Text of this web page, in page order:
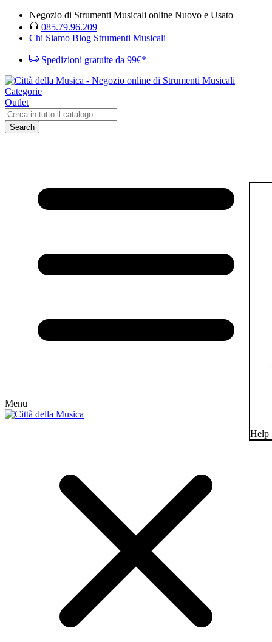
Negozio di Strumenti Musicali online Nuovo e Usato
085.79.96.209
Chi Siamo Blog Strumenti Musicali
Spedizioni gratuite da 99€*
Categorie
Outlet
Search
Menu
Help